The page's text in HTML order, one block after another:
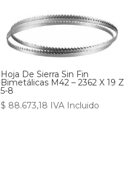
Hoja De Sierra Sin Fin
Bimetálicas M42 – 2362 X 19 Z
5-8
$ 88.673,18 IVA Incluido